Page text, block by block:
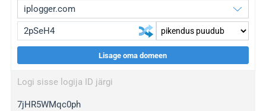
wl.gl
ed.tc
Lisage oma domeen
Logi sisse logija ID järgi
7jHR5WMqc0ph